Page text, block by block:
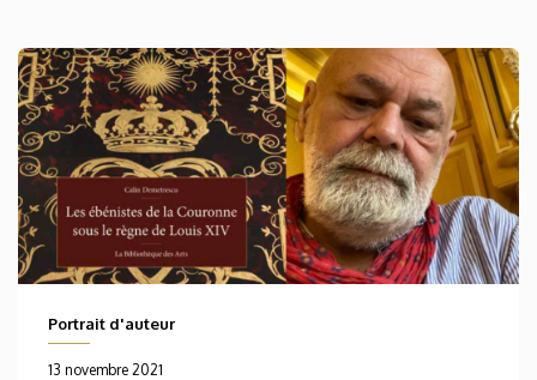
Portrait d'auteur
13 novembre 2021